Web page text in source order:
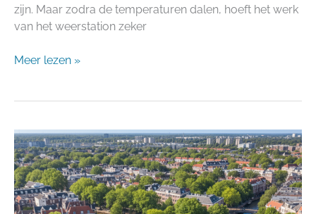
zijn. Maar zodra de temperaturen dalen, hoeft het werk
van het weerstation zeker
Meer lezen »
Droogte,
hitte
en
de
markt: